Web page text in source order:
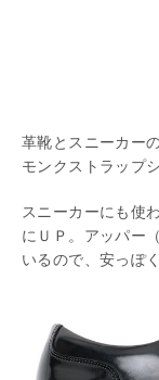
革靴とスニーカー
モンクストラップ
スニーカーにも使
にＵＰ。アッパー
いるので、安っぽ